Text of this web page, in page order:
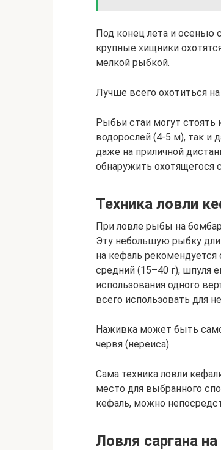
Под конец лета и осенью
крупные хищники
мелкой рыбкой.
Лучше всего охотиться
Рыбьи стаи могут
водорослей (4-5 м), так и
даже на приличной
обнаружить охотящегося
Техника ловли
При ловле рыбы на
Эту небольшую рыбку
на кефаль
средний (15–40 г), шпуля
использования одного
всего использовать для
Наживка может быть
червя (нереиса).
Сама техника ловли
место для выбранного
кефаль, можно
Ловля саргана